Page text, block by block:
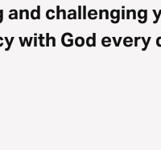
and challenging
with God every